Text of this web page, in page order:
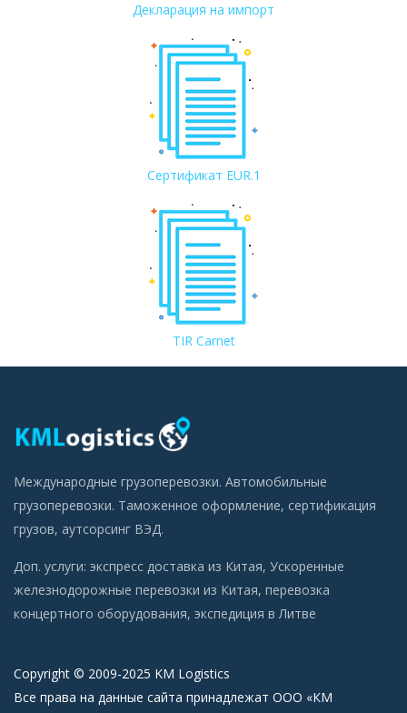
Декларация на импорт
Сертификат EUR.1
TIR Carnet
Международные грузоперевозки. Автомобильные
грузоперевозки. Таможенное оформление, сертификация
грузов, аутсорсинг ВЭД.
Доп. услуги: экспресс доставка из Китая, Ускоренные
железнодорожные перевозки из Китая, перевозка
концертного оборудования, экспедиция в Литве
Copyright © 2009-2025 KM Logistics
Все права на данные сайта принадлежат ООО «КМ